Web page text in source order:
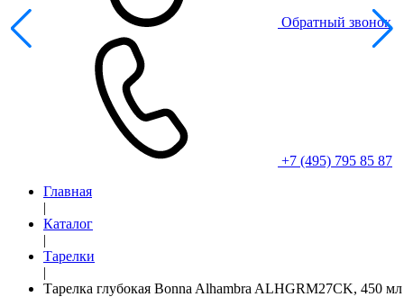
Обратный звонок
+7 (495) 795 85 87
Главная
|
Каталог
|
Тарелки
|
Тарелка глубокая Bonna Alhambra ALHGRM27CK, 450 мл